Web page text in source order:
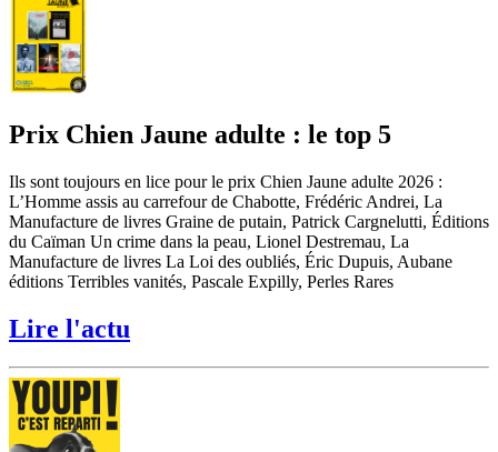
Prix Chien Jaune adulte : le top 5
Ils sont toujours en lice pour le prix Chien Jaune adulte 2026 :
L’Homme assis au carrefour de Chabotte, Frédéric Andrei, La
Manufacture de livres Graine de putain, Patrick Cargnelutti, Éditions
du Caïman Un crime dans la peau, Lionel Destremau, La
Manufacture de livres La Loi des oubliés, Éric Dupuis, Aubane
éditions Terribles vanités, Pascale Expilly, Perles Rares
Lire l'actu